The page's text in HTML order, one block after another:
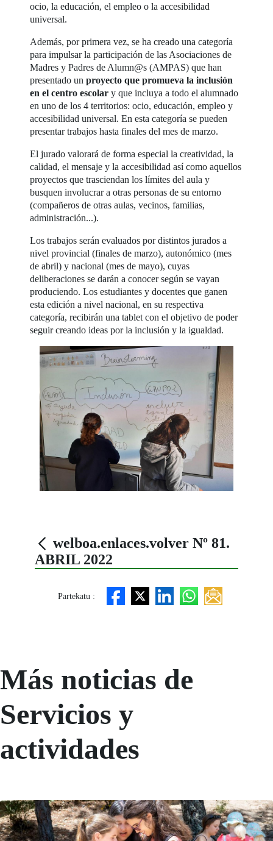
ocio, la educación, el empleo o la accesibilidad
universal.
Además, por primera vez, se ha creado una categoría
para impulsar la participación de las Asociaciones de
Madres y Padres de Alumn@s (AMPAS) que han
presentado unproyecto que promueva la inclusión
en el centro escolar y que incluya a todo el alumnado
en uno de los 4 territorios: ocio, educación, empleo y
accesibilidad universal. En esta categoría se pueden
presentar trabajos hasta finales del mes de marzo.
El jurado valorará de forma especial la creatividad, la
calidad, el mensaje y la accesibilidad así como aquellos
proyectos que trasciendan los límites del aula y
busquen involucrar a otras personas de su entorno
(compañeros de otras aulas, vecinos, familias,
administración...).
Los trabajos serán evaluados por distintos jurados a
nivel provincial (finales de marzo), autonómico (mes
de abril) y nacional (mes de mayo), cuyas
deliberaciones se darán a conocer según se vayan
produciendo. Los estudiantes y docentes que ganen
esta edición a nivel nacional, en su respectiva
categoría, recibirán una tablet con el objetivo de poder
seguir creando ideas por la inclusión y la igualdad.
welboa.enlaces.volver Nº 81.
ABRIL 2022
Partekatu :
Más noticias de
Servicios y
actividades